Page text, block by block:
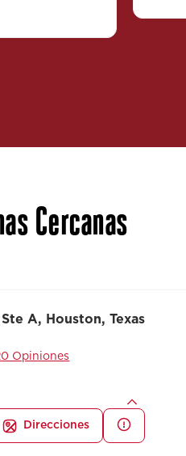
Cercanas
A, Houston, Texas
Opiniones
Direcciones